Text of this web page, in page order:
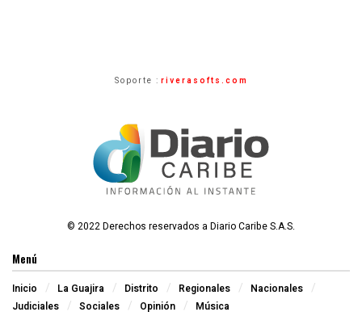
Soporte : riverasofts.com
© 2022 Derechos reservados a Diario Caribe S.A.S.
Menú
Inicio La Guajira Distrito Regionales
Nacionales
Judiciales
Sociales Opinión Música